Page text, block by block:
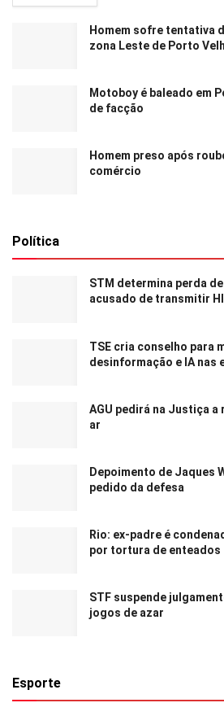
Homem sofre tentativa
zona Leste de Porto
Motoboy é baleado em
de facção
Homem preso após
comércio
Política
STM determina perda
acusado de transmitir
TSE cria conselho para
desinformação e IA nas
AGU pedirá na Justiça
ar
Depoimento de Jaques
pedido da defesa
Rio: ex-padre é
por tortura de enteados
STF suspende
jogos de azar
Esporte